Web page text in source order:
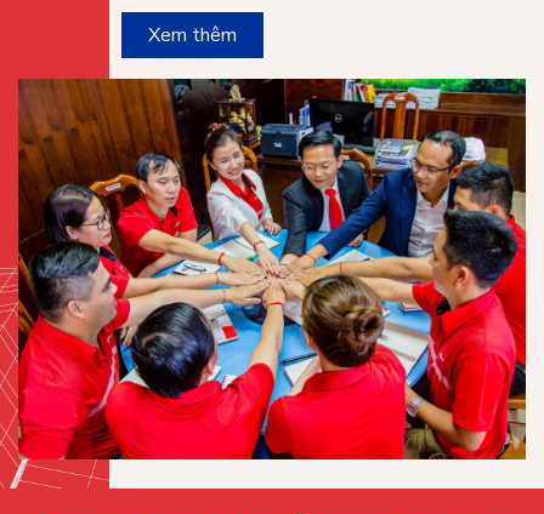
Xem thêm